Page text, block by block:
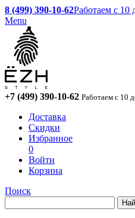
8 (499) 390-10-62Работаем с 10
Menu
+7 (499) 390-10-62 Работаем с 10
Доставка
Скидки
Избранное
0
Войти
Корзина
Поиск